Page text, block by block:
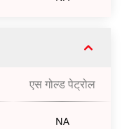
एस गोल्ड पेट्रोल
NA